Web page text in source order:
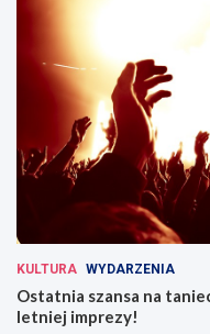
KULTURA WYDARZENIA
Ostatnia szansa na
letniej imprezy!